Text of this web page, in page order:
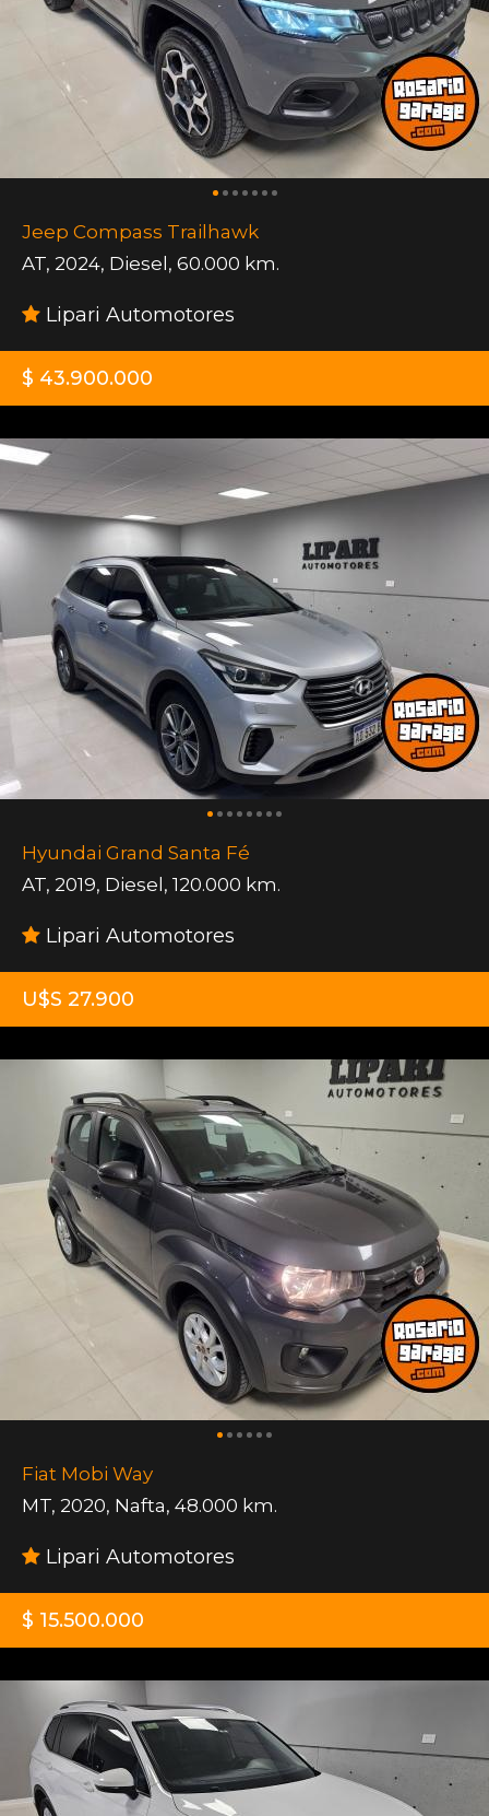
Jeep Compass Trailhawk
AT, 2024, Diesel, 60.000 km.
Lipari Automotores
$ 43.900.000
Hyundai Grand Santa Fé
AT, 2019, Diesel, 120.000 km.
Lipari Automotores
U$S 27.900
Fiat Mobi Way
MT, 2020, Nafta, 48.000 km.
Lipari Automotores
$ 15.500.000